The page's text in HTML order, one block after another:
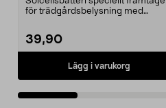
för trädgårdsbelysning med
39,90
Lägg i varukorg